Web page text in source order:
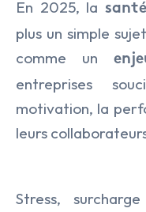
En 2025, la
plus un simple
comme un
entreprises
motivation, la
leurs
Stress,